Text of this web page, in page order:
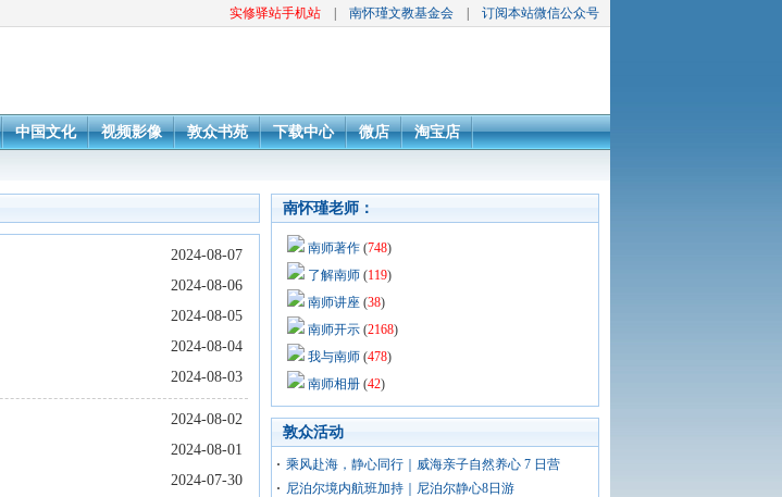
实修驿站手机站 南怀瑾文教基金会 订阅本站微信公众号
中国文化 视频影像 敦众书苑 下载中心 微店 淘宝店
2024-08-07
2024-08-06
2024-08-05
2024-08-04
2024-08-03
2024-08-02
2024-08-01
2024-07-30
南怀瑾老师：
南师著作 (748)
了解南师 (119)
南师讲座 (38)
南师开示 (2168)
我与南师 (478)
南师相册 (42)
敦众活动
乘风赴海，静心同行｜威海亲子自然养心 7 日营
尼泊尔境内航班加持｜尼泊尔静心8日游